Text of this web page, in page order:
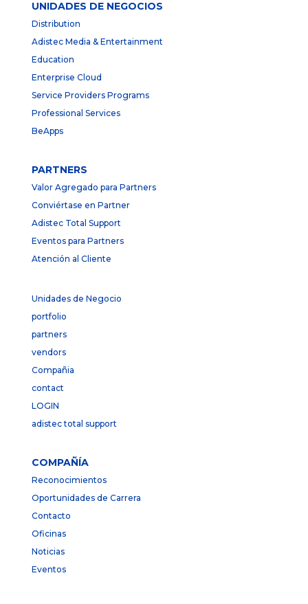
UNIDADES DE NEGOCIOS
Distribution
Adistec Media & Entertainment
Education
Enterprise Cloud
Service Providers Programs
Professional Services
BeApps
PARTNERS
Valor Agregado para Partners
Conviértase en Partner
Adistec Total Support
Eventos para Partners
Atención al Cliente
Unidades de Negocio
portfolio
partners
vendors
Compañia
contact
LOGIN
adistec total support
COMPAÑÍA
Reconocimientos
Oportunidades de Carrera
Contacto
Oficinas
Noticias
Eventos